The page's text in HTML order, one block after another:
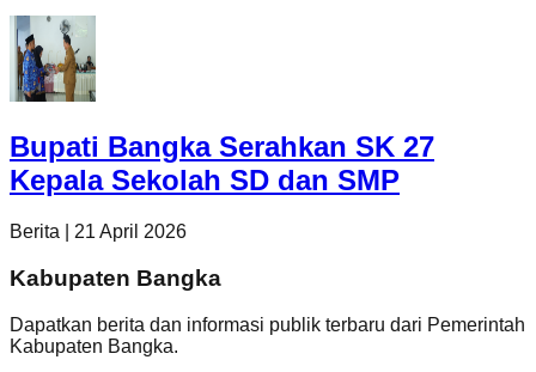
Bupati Bangka Serahkan SK 27
Kepala Sekolah SD dan SMP
Berita 21 April 2026
Kabupaten Bangka
Dapatkan berita dan informasi publik terbaru dari Pemerintah
Kabupaten Bangka.